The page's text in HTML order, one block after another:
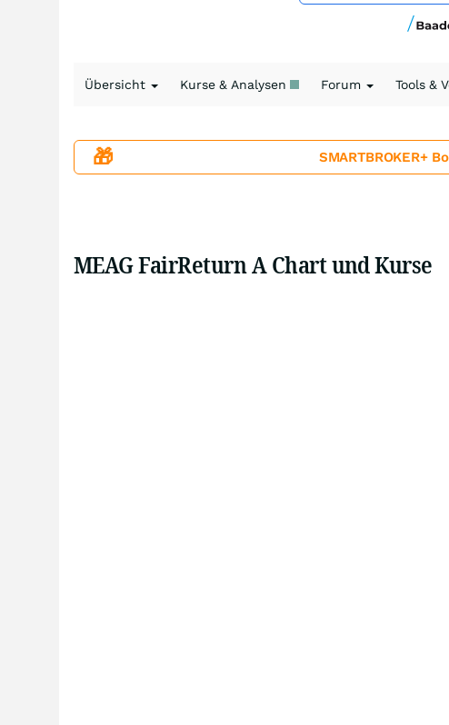
Übersicht Kurse & Analysen Forum Tools &
🎁 SMARTBROKER+
MEAG FairReturn A Chart und Kurse